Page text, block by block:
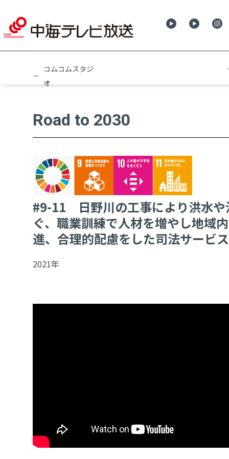
コムコムスタジ
オ
Road to 2030
#9-11 日野川の工事により洪水や
ぐ、職業訓練で人材を増やし地域
進、合理的配慮をした司法サービス
2021年